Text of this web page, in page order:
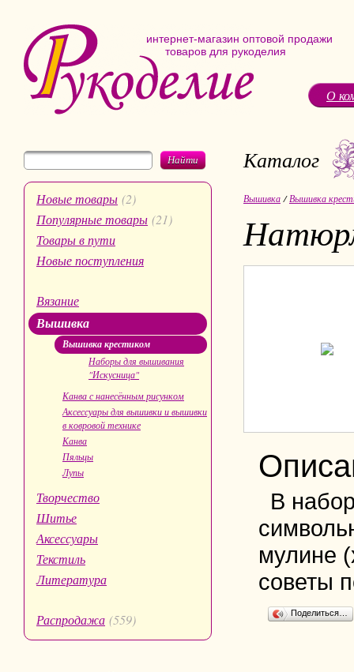
интернет-магазин оптовой продажи
товаров для рукоделия
О
Найти
Новые товары (2)
Популярные товары (21)
Товары в пути
Новые поступления
Вязание
Вышивка
Вышивка крестиком
Наборы для вышивания
"Искусница"
Канва с нанесённым рисунком
Аксессуары для вышивки и вышивки
в ковровой технике
Канва
Пяльцы
Лупы
Творчество
Шитье
Аксессуары
Текстиль
Литература
Распродажа (559)
Каталог
Вышивка /Вышивка
В
мулине
советы
Поделиться…